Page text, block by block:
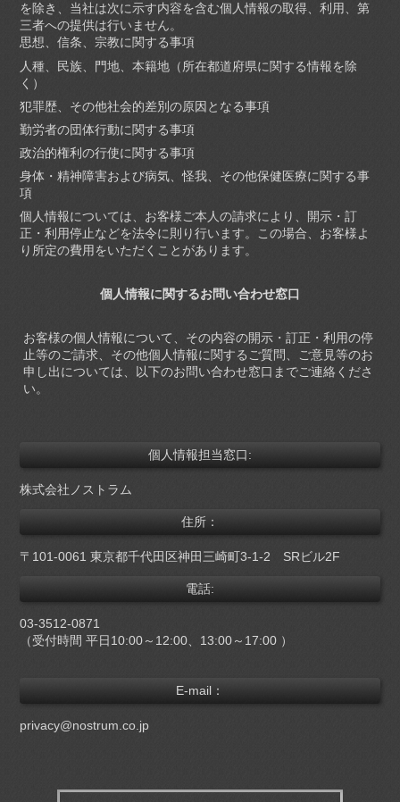
を除き、当社は次に示す内容を含む個人情報の取得、利用、第
三者への提供は行いません。
思想、信条、宗教に関する事項
人種、民族、門地、本籍地（所在都道府県に関する情報を除
く）
犯罪歴、その他社会的差別の原因となる事項
勤労者の団体行動に関する事項
政治的権利の行使に関する事項
身体・精神障害および病気、怪我、その他保健医療に関する事
項
個人情報については、お客様ご本人の請求により、開示・訂
正・利用停止などを法令に則り行います。この場合、お客様よ
り所定の費用をいただくことがあります。
個人情報に関するお問い合わせ窓口
お客様の個人情報について、その内容の開示・訂正・利用の停
止等のご請求、その他個人情報に関するご質問、ご意見等のお
申し出については、以下のお問い合わせ窓口までご連絡くださ
い。
個人情報担当窓口:
株式会社ノストラム
住所：
〒101-0061 東京都千代田区神田三崎町3-1-2 SRビル2F
電話:
03-3512-0871
（受付時間平日10:00～12:00、13:00～17:00 ）
E-mail：
privacy@nostrum.co.jp